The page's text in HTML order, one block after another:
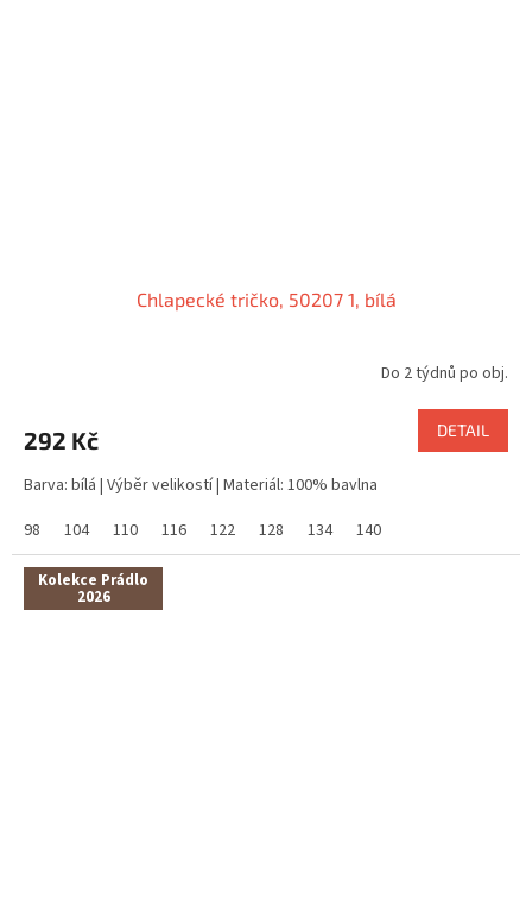
Chlapecké tričko, 50207 1, bílá
Do 2 týdnů po obj.
292 Kč DETAIL
Barva: bílá | Výběr velikostí | Materiál: 100% bavlna
98
104 110 116 122 128 134 140
Kolekce Prádlo
2026